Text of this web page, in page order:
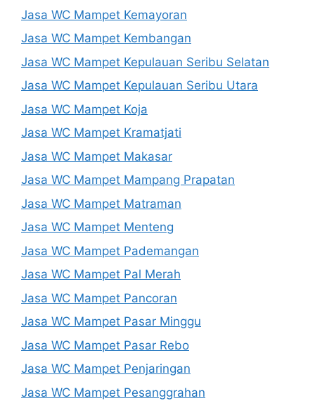
Jasa WC Mampet Kemayoran
Jasa WC Mampet Kembangan
Jasa WC Mampet Kepulauan Seribu Selatan
Jasa WC Mampet Kepulauan Seribu Utara
Jasa WC Mampet Koja
Jasa WC Mampet Kramatjati
Jasa WC Mampet Makasar
Jasa WC Mampet Mampang Prapatan
Jasa WC Mampet Matraman
Jasa WC Mampet Menteng
Jasa WC Mampet Pademangan
Jasa WC Mampet Pal Merah
Jasa WC Mampet Pancoran
Jasa WC Mampet Pasar Minggu
Jasa WC Mampet Pasar Rebo
Jasa WC Mampet Penjaringan
Jasa WC Mampet Pesanggrahan